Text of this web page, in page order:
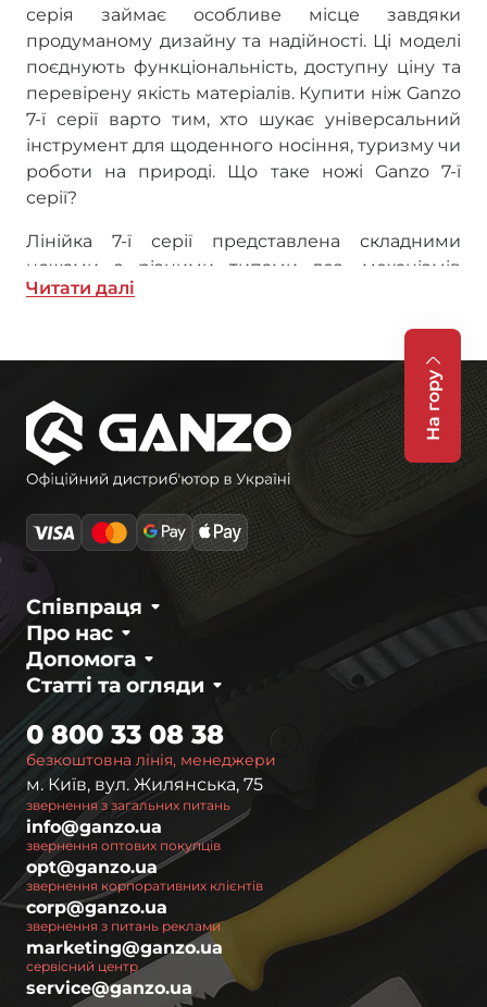
серія займає особливе місце завдяки
продуманому дизайну та надійності. Ці моделі
поєднують функціональність, доступну ціну та
перевірену якість матеріалів. Купити ніж Ganzo
7-ї серії варто тим, хто шукає універсальний
інструмент для щоденного носіння, туризму чи
роботи на природі. Що таке ножі Ganzo 7-ї
серії?
Лінійка 7-ї серії представлена складними
ножами з різними типами лез, механізмів
замикання та матеріалів рукоятей. Моделі
дозволяє підібрати оптимальний варіант для
конкретних завдань. Розробники взяли за
основу найкращі рішення у галузі складних
ножів та адаптували їх під потреби щоденного
використання.
Сталь та матеріали ножів 7-ї серії
Для виробництва ножів Ganzo 7-ї серії
використовують різні марки сталі, включаючи
440C, D2 та інші сплави з високою корозійною
стійкістю. Такі матеріали забезпечують тривале
утримання заточки та стійкість до зносу навіть
за інтенсивного використання.
Рукояті та механізми
Рукояті виконані з G10, нержавіючої сталі,
алюмінію або армованого пластику з
противоковзким покриттям. Механізми
замикання представлені системами Axis Lock,
Liner Lock та Frame Lock, що гарантує безпечну
та зручну експлуатацію.
Читати далi
На гору
Про нас
Співпраця
Статті та огляди
Допомога
безкоштовна лінія, менеджери
0 800 33 08 38
м. Київ, вул. Жилянська, 75
звернення з загальних питань
info@ganzo.ua
звернення оптових покупців
opt@ganzo.ua
звернення корпоративних клієнтів
corp@ganzo.ua
звернення з питань реклами
marketing@ganzo.ua
сервісний центр
service@ganzo.ua